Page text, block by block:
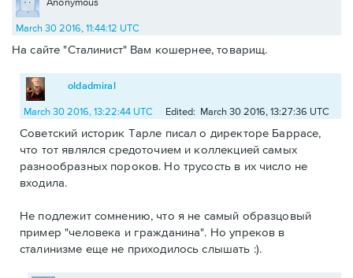
March 30 2016, 11:44:12 UTC
На сайте "Сталинист" Вам кошернее, товарищ.
oldadmiral
March 30 2016, 13:22:44 UTC Edited: March 30 2016, 13:27:36 UTC
Советский историк Тарле писал о директоре Баррасе,
что тот являлся средоточием и коллекцией самых
разнообразных пороков. Но трусость в их число не
входила.
Не подлежит сомнению, что я не самый образцовый
пример "человека и гражданина". Но упреков в
сталинизме еще не приходилось слышать :).